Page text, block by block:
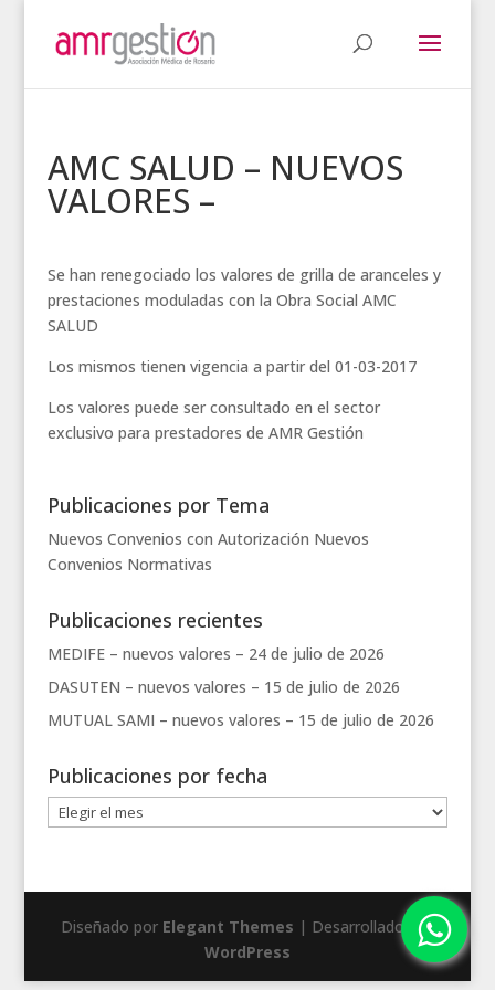
AMC SALUD – NUEVOS
VALORES –
Se han renegociado los valores de grilla de aranceles y
prestaciones moduladas con la Obra Social AMC
SALUD
Los mismos tienen vigencia a partir del 01-03-2017
Los valores puede ser consultado en el sector
exclusivo para prestadores de AMR Gestión
Publicaciones por Tema
Nuevos Convenios con Autorización Nuevos
Convenios Normativas
Publicaciones recientes
MEDIFE – nuevos valores – 24 de julio de 2026
DASUTEN – nuevos valores – 15 de julio de 2026
MUTUAL SAMI – nuevos valores – 15 de julio de 2026
Publicaciones por fecha
Publicaciones
por
Diseñado por Elegant Themes | Desarrollado por
WordPress